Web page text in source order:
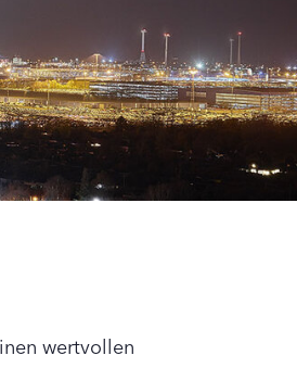
wertvollen